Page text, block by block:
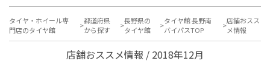
タイヤ・ホイール専
門店のタイヤ館
都道府県
から探す
長野県の
タイヤ館
タイヤ館 長野南
バイパスTOP
店舗おスス
メ情報
店舗おススメ情報 / 2018年12月